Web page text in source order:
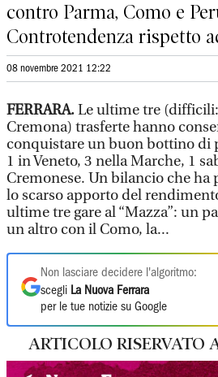
contro Parma, Como e
Controtendenza rispetto
08 novembre 2021 12:22
FERRARA.Le ultime tre
Cremona) trasferte hanno
conquistare un buon bottino di
1 in Veneto, 3 nella Marche, 1
Cremonese. Un bilancio che ha
lo scarso apporto del
ultime tre gare al “Mazza”: un
un altro con il Como, la...
Non lasciare decidere l'algoritmo:
scegli La Nuova Ferrara
per le tue notizie su Google
ARTICOLO RISERVATO